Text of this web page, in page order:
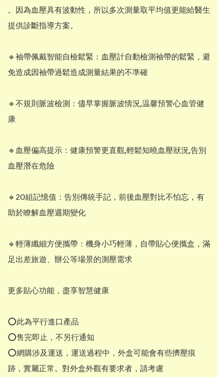
。因為血壓具有波動性，所以多次測量取平均值更能給醫生
提供診斷指導方案。
🔹️袖帶佩戴智能自檢鬆緊：血壓計自動檢測袖帶的鬆緊，避
免造成因袖帶過鬆造成測量結果的不準確
🔹️不規則脈波檢測：儘早掌握脈波情況,温馨預警心血管健
康
🔹️血壓偏高提示：健康預警更直觀,輕鬆知曉血壓狀況,告別
血壓潛在危險
🔹️20組記憶值：告別傳統手記，前後血壓對比不怕忘，有
助於瞭解血壓週期變化
🔹️輕薄纖細方便攜帶：機身小巧輕薄，自帶貼心便攜盒，滿
足出差旅遊、辦公等場景的測壓需求
更多貼心功能，盡享智慧健康
⭕此為平行進口產品
⭕售完即止，不另行通知
⭕網購涉及運送，運送過程中，外盒可能會有些擠壓痕
跡，實屬正常。對外盒外觀有要求者，請考慮